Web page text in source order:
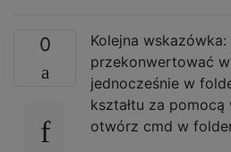
0
Kolejna
przekonwertować
jednocześnie w
kształtu za
otwórz cmd w